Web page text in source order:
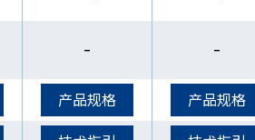
- -
产品规格 产品规格